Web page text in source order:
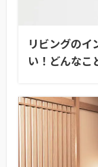
リビングのイ
い！どんなこ